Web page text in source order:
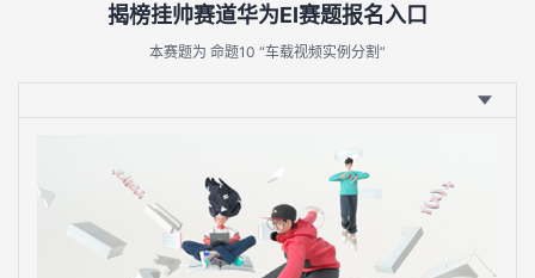
揭榜挂帅赛道华为EI赛题报名入口
本赛题为 命题10 “车载视频实例分割”